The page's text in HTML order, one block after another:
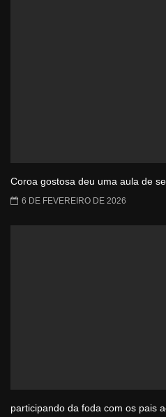
Coroa gostosa deu uma aula de
6 DE FEVEREIRO DE 2026
participando da foda com os pais